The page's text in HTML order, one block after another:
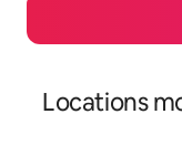
Locations